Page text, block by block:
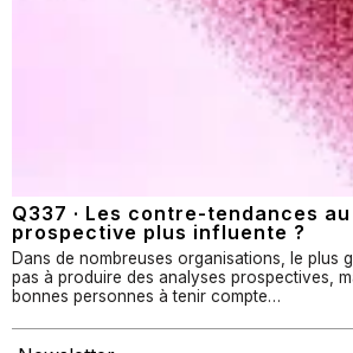
Q337 · Les contre-tendances
prospective plus influente ?
Dans de nombreuses organisations, le plus
pas à produire des analyses prospectives,
bonnes personnes à tenir compte…